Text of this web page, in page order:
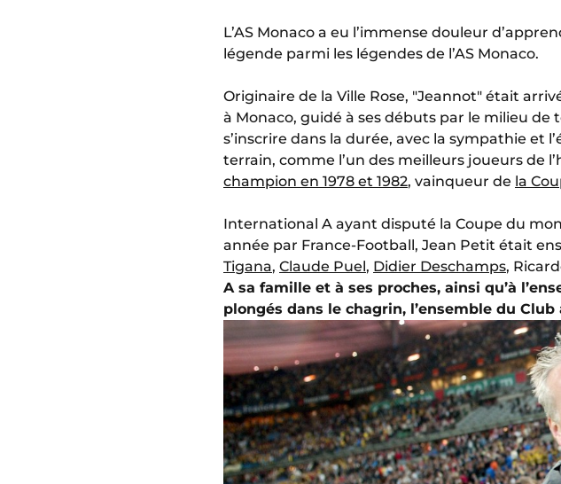
L’AS Monaco a eu l’immense douleur
légende parmi les légendes de l’AS Monaco.
Originaire de la Ville Rose, "Jeannot" était
à Monaco, guidé à ses débuts par le milieu de
s’inscrire dans la durée, avec la sympathie et
terrain, comme l’un des meilleurs joueurs de
champion en 1978 et 1982, vainqueur de la
International A ayant disputé la Coupe du
année par France-Football, Jean Petit était
Tigana, Claude Puel, Didier Deschamps,
A sa famille et à ses proches, ainsi qu’à
plongés dans le chagrin, l’ensemble du